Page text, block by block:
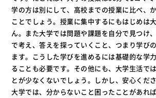
学の方は別にして、高校までの授業に比べ、
ことでしょう。授業に集中するにもはじめは
ん。また大学では問題や課題を自分で見つけ
で考え、答えを探っていくこと、つまり学び
ます。こうした学びを進めるには基礎的な学
ることも必要です。その他にも、大学生活で
とが少なくないでしょう。しかし、安心くだ
大学では、分からないこと困ったことがあれ